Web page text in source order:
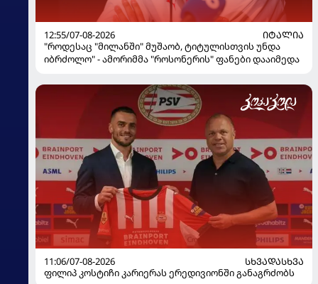
12:55/07-08-2026
ᲘᲢᲐᲚᲘᲐ
"როდესაც "მილანში" მუშაობ, ტიტულისთვის უნდა
იბრძოლო" - ამორიმმა "როსონერის" ფანები დააიმედა
11:06/07-08-2026
ᲡᲮᲕᲐᲓᲐᲡᲮᲕᲐ
ფილიპ კოსტიჩი კარიერას ერედივიონში განაგრძობს